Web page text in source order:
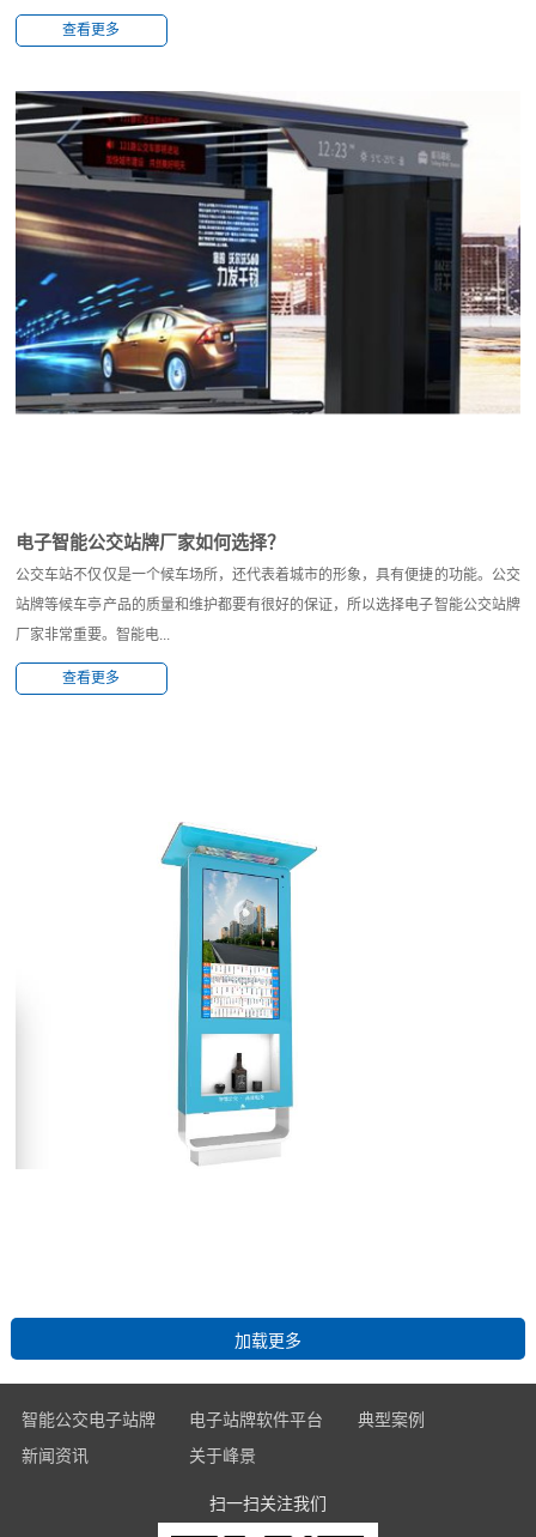
查看更多
电子智能公交站牌厂家如何选择？
公交车站不仅仅是一个候车场所，还代表着城市的形象，具有便捷的功能。公交
站牌等候车亭产品的质量和维护都要有很好的保证，所以选择电子智能公交站牌
厂家非常重要。智能电...
查看更多
智能公交电子站牌
全面玻璃款电子站牌
电子站牌软件平台
运维管理子平台
多媒体发布子平台
典型案例
新闻资讯 关于峰景
企业简介
扫一扫关注我们